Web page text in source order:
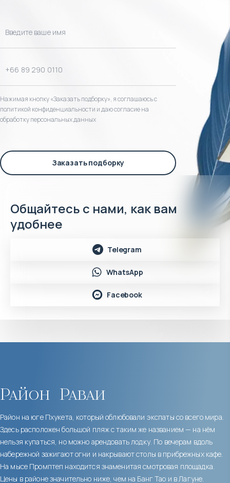
Нажимая кнопку «Заказать подборку», я соглашаюсь с
политикой конфиденциальности и даю согласие на
обработку персональных данных
Заказать подборку
Общайтесь с нами, как вам
удобнее
Telegram
WhatsApp
Facebook
Район Раваи
Район на юге Пхукета, который облюбовали экспаты со всего мира.
Здесь расположен большой пляж с таким же названием — на нём
нельзя купаться, но можно арендовать лодку. По вечерам вдоль
набережной зажигают огни и накрывают столы в прибрежных кафе.
На мысе Промптеп находится знаменитая смотровая площадка.
Цены в районе значительно ниже, чем на Банг Тао и в Лагуне.